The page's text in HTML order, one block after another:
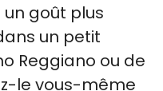
goût plus
un petit
Reggiano ou de
le vous-même